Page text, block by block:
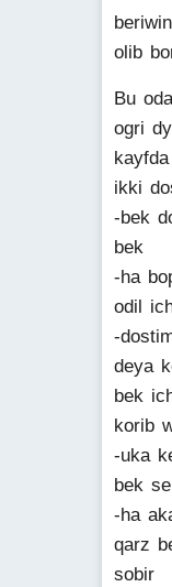
olib
Bu
ogri
ikki
-bek
bek
-ha
odil
-
deya
bek
korib
-uka
bek
-ha
qarz
sobir